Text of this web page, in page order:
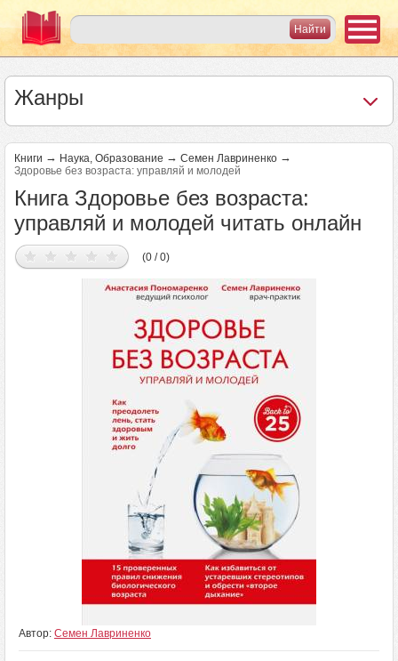
Жанры
Книги → Наука, Образование → Семен Лавриненко →
Здоровье без возраста: управляй и молодей
Книга Здоровье без возраста:
управляй и молодей читать онлайн
(0 / 0)
Автор: Семен Лавриненко